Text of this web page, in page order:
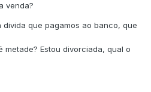
venda?
que pagamos ao banco, que
metade? Estou divorciada, qual o